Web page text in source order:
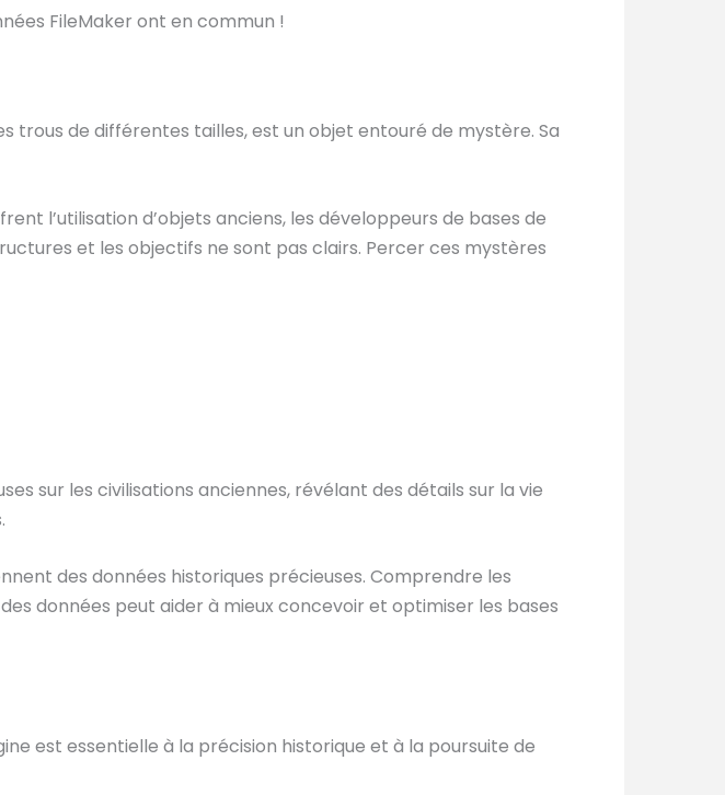
FileMaker ont en commun !
trous de différentes tailles, est un objet entouré de mystère. Sa
l’utilisation d’objets anciens, les développeurs de bases de
et les objectifs ne sont pas clairs. Percer ces mystères
sur les civilisations anciennes, révélant des détails sur la vie
des données historiques précieuses. Comprendre les
données peut aider à mieux concevoir et optimiser les bases
est essentielle à la précision historique et à la poursuite de